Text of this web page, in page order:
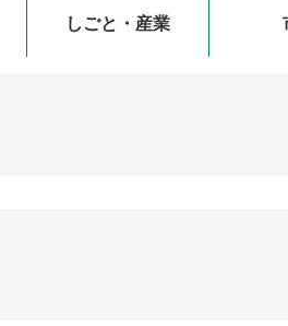
しごと・産業